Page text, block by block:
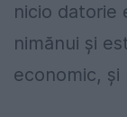
nicio datorie
nimănui și
economic, și